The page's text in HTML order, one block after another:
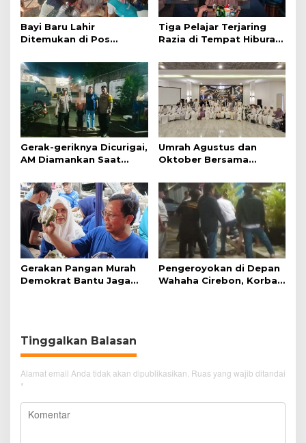
Bayi Baru Lahir
Ditemukan di Pos
Tiga Pelajar Terjaring
Razia di Tempat Hiburan
Gerak-geriknya Dicurigai,
AM Diamankan Saat
Umrah Agustus dan
Oktober Bersama
Menuju Baitullah
Gerakan Pangan Murah
Demokrat Bantu Jaga
Pengeroyokan di Depan
Wahaha Cirebon, Korban
Tinggalkan Balasan
Alamat email Anda tidak akan dipublikasikan. Ruas yang wajib ditandai
*